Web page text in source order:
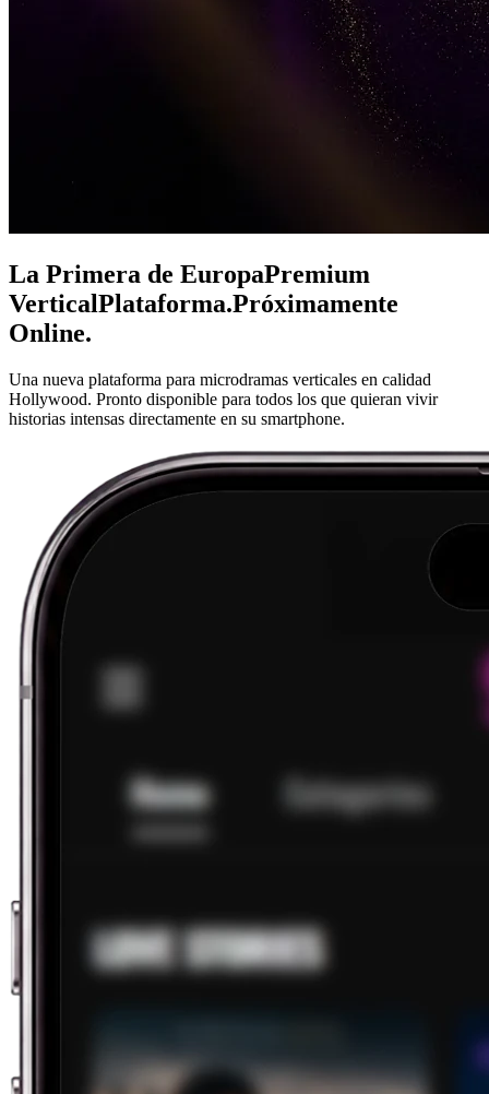
La Primera de EuropaPremium
VerticalPlataforma.Próximamente
Online.
Una nueva plataforma para microdramas verticales en calidad
Hollywood. Pronto disponible para todos los que quieran vivir
historias intensas directamente en su smartphone.